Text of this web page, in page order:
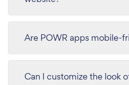
Are POWR apps mobile-
Can I customize the look